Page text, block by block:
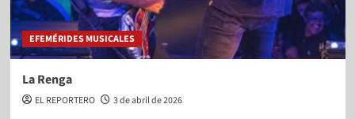
EFEMÉRIDES MUSICALES
La Renga
EL REPORTERO 3 de abril de 2026